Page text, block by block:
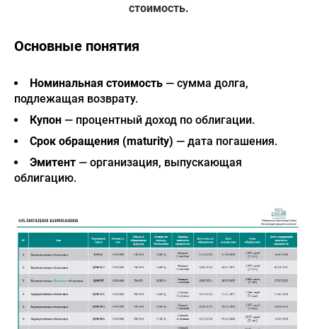
стоимость.
Основные понятия
Номинальная стоимость — сумма долга,
подлежащая возврату.
Купон — процентный доход по облигации.
Срок обращения (maturity) — дата погашения.
Эмитент — организация, выпускающая
облигацию.